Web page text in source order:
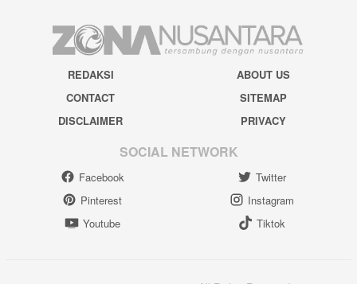
REDAKSI
ABOUT US
CONTACT
SITEMAP
DISCLAIMER
PRIVACY
SOCIAL NETWORK
Facebook
Twitter
Pinterest
Instagram
Youtube
Tiktok